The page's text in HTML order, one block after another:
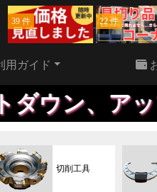
39 件 22 件
用ガイド
、自社で
切削工具